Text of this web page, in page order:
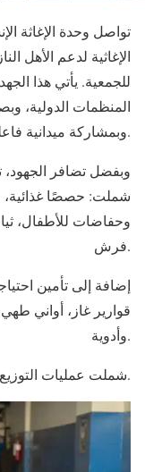
تواصل وحدة الإغاثة
الإغاثية لدعم الأهل
للجمعية. يأتي هذا
المنظمات الدولية،
وبمشاركة ميدانية فاعلة من متطوعي كشافة المبرّات.
شملت: حصصًا
وحفاضات للأطفال،
فرش.
إضافة إلى تأمين
قوارير غاز، أواني
وأدوية.
شملت عمليات التوزيع مناطق في بيروت والبقاع وجبل لبنان.